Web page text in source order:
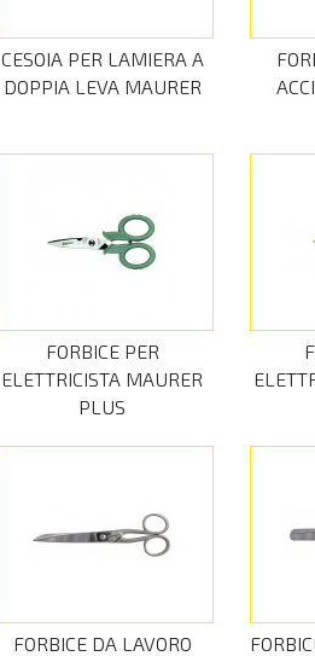
CESOIA PER LAMIERA A
DOPPIA LEVA MAURER
FORBICE PER
ELETTRICISTA MAURER
PLUS
FORBICE DA LAVORO